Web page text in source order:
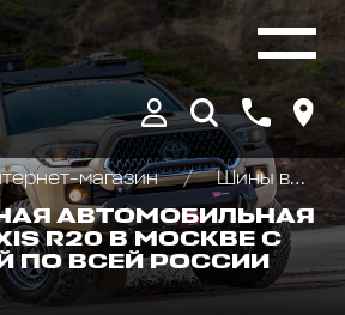
магазин
Шины всесезонные внедорожные
АВТОМОБИЛЬНАЯ
R20 В МОСКВЕ С
ПО ВСЕЙ РОССИИ